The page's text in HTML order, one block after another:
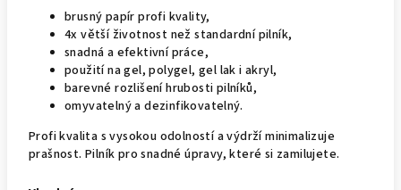
brusný papír profi kvality,
4x větší životnost než standardní pilník,
snadná a efektivní práce,
použití na gel, polygel, gel lak i akryl,
barevné rozlišení hrubosti pilníků,
omyvatelný a dezinfikovatelný.
Profi kvalita s vysokou odolností a výdrží minimalizuje
prašnost. Pilník pro snadné úpravy, které si zamilujete.